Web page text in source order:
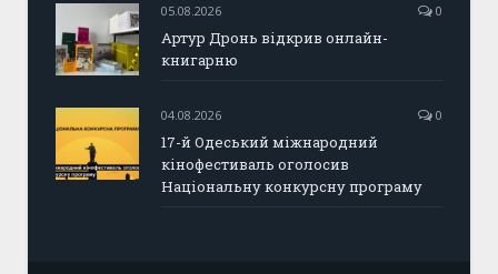
05.08.2026 0
Артур Дронь відкрив онлайн-
книгарню
04.08.2026 0
17-й Одеський міжнародний
кінофестиваль оголосив
Національну конкурсну програму